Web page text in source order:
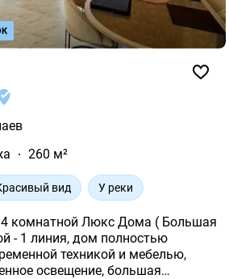
260 м²
вид У реки
4 комнатной Люкс Дома ( Большая
- 1 линия, дом полностью
техникой и мебелью,
освещение, большая